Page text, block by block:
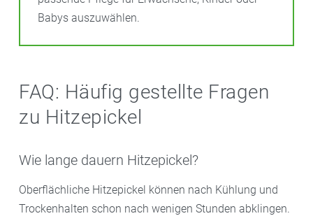
Babys auszuwählen.
FAQ: Häufig gestellte Fragen
zu Hitzepickel
Wie lange dauern Hitzepickel?
Oberflächliche Hitzepickel können nach Kühlung und
Trockenhalten schon nach wenigen Stunden abklingen.